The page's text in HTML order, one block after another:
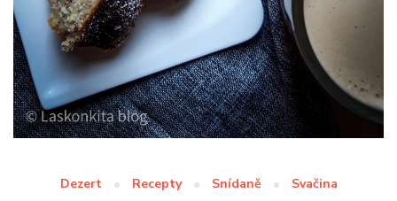
Dezert Recepty Snídaně Svačina